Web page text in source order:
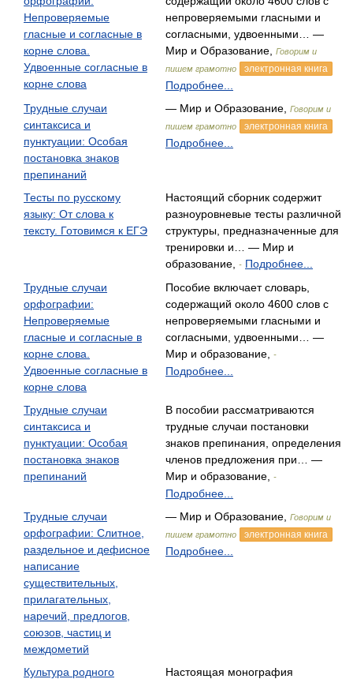
Непроверяемые
гласные и согласные в
корне слова.
Удвоенные согласные в
корне слова
непроверяемыми гласными и
согласными, удвоенными… —
Мир и Образование,
Говорим и
пишем грамотно
электронная книга
Подробнее...
Трудные случаи
синтаксиса и
пунктуации: Особая
постановка знаков
препинаний
— Мир и Образование,
Говорим и
пишем грамотно
электронная книга
Подробнее...
Тесты по русскому
языку: От слова к
тексту. Готовимся к ЕГЭ
Настоящий сборник содержит
разноуровневые тесты различной
структуры, предназначенные для
тренировки и… — Мир и
образование,
- Подробнее...
Трудные случаи
орфографии:
Непроверяемые
гласные и согласные в
корне слова.
Удвоенные согласные в
корне слова
Пособие включает словарь,
содержащий около 4600 слов с
непроверяемыми гласными и
согласными, удвоенными… —
Мир и образование,
-
Подробнее...
Трудные случаи
синтаксиса и
пунктуации: Особая
постановка знаков
препинаний
В пособии рассматриваются
трудные случаи постановки
знаков препинания, определения
членов предложения при… —
Мир и образование,
-
Подробнее...
Трудные случаи
орфографии: Слитное,
раздельное и дефисное
написание
существительных,
прилагательных,
наречий, предлогов,
союзов, частиц и
междометий
— Мир и Образование,
Говорим и
пишем грамотно
электронная книга
Подробнее...
Культура родного
Настоящая монография